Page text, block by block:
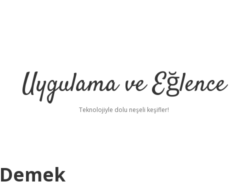
Uygulama ve Eğlence
Teknolojiyle dolu neşeli keşifler!